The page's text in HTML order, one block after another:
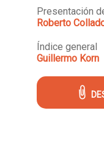
Presentación
Roberto
Índice general
Guillermo Korn